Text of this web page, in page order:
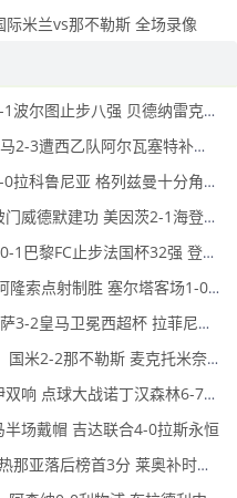
米兰vs那不勒斯 全场录像
2026年01月15日 葡杯-本菲卡0-1波尔图止步八强 贝德纳雷克制胜帕夫利季斯失良机
2026年01月15日 爆冷出局！皇马2-3遭西乙队阿尔瓦塞特补时绝杀 无缘国王杯8强
2026年01月14日 国王杯-马竞1-0拉科鲁尼亚 格列兹曼十分角任意球破门+远射中横梁
2026年01月14日 德甲-阿米里破门威德默建功 美因茨2-1海登海姆
2026年01月13日 爆冷！大巴黎0-1巴黎FC止步法国杯32强 登贝莱失单刀埃梅里中框
2026年01月13日 西甲-马科斯·阿隆索点射制胜 塞尔塔客场1-0塞维利亚
2026年01月12日 新年首冠！巴萨3-2皇马卫冕西超杯 拉菲尼亚双响维尼修斯一条龙
2026年01月12日 6轮连胜终结！国米2-2那不勒斯 麦克托米奈双响恰20点射孔蒂染红
2026年01月10日 足总杯-奥多伊双响 点球大战诺丁汉森林6-7雷克瑟姆
场戴帽 吉达联合4-0拉斯永恒
2026年01月09日 意甲-米兰1-1热那亚落后榜首3分 莱奥补时绝平普利西奇进球被吹